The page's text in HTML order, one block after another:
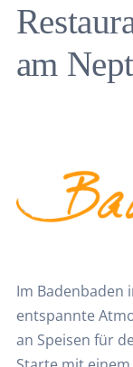
am
Im Badenbaden
entspannte
an Speisen für